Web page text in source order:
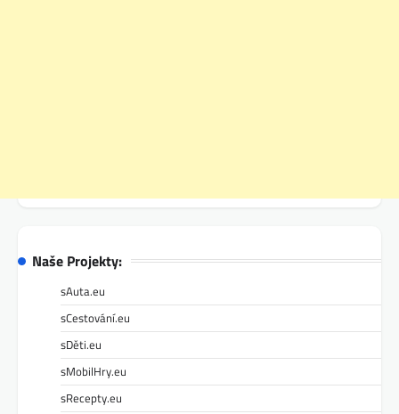
Naše Projekty:
sAuta.eu
sCestování.eu
sDěti.eu
sMobilHry.eu
sRecepty.eu